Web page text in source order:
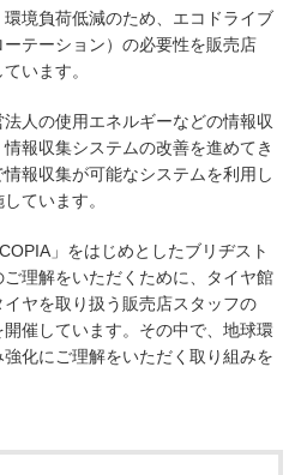
境負荷低減のため、エコドライブ
テーション）の必要性を販売店
います。
人の使用エネルギーなどの情報収
報収集システムの改善を進めてき
報収集が可能なシステムを利用し
ています。
」をはじめとしたブリヂスト
理解をいただくために、タイヤ館
ヤを取り扱う販売店スタッフの
催しています。その中で、地球環
化にご理解をいただく取り組みを